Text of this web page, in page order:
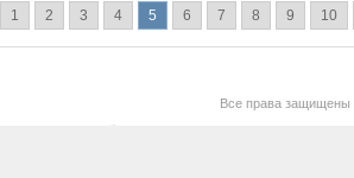
1 2 3 4 5 6 7 8 9 10
Все права